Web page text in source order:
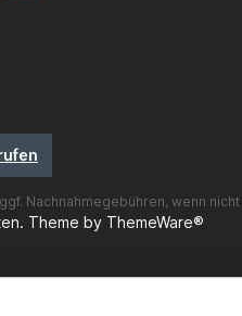
Nachnahmegebühren, wenn
Theme by ThemeWare®